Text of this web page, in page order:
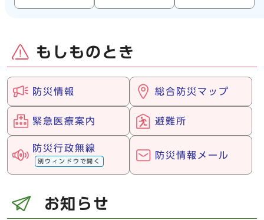
もしものとき
防災情報 総合防災マップ
緊急医療案内 避難所
防災行政無線
別ウィンドウで開く
防災情報メール
お知らせ